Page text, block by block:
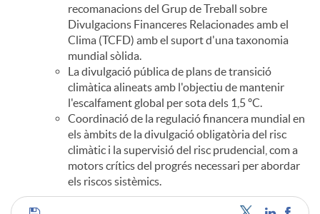
recomanacions del Grup de Treball sobre
Divulgacions Financeres Relacionades amb el
Clima (TCFD) amb el suport d'una taxonomia
mundial sòlida.
La divulgació pública de plans de transició
climàtica alineats amb l'objectiu de mantenir
l'escalfament global per sota dels 1,5 ºC.
Coordinació de la regulació financera mundial en
els àmbits de la divulgació obligatòria del risc
climàtic i la supervisió del risc prudencial, com a
motors crítics del progrés necessari per abordar
els riscos sistèmics.